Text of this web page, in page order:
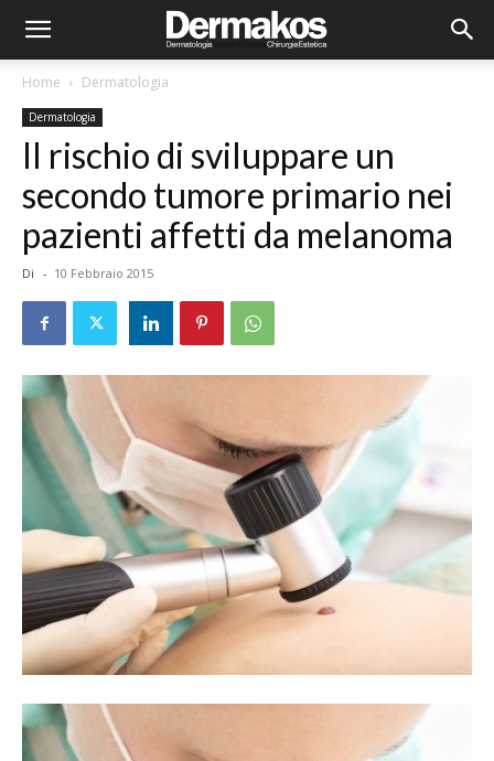
Home Dermatologia
Dermatologia
Il rischio di sviluppare un
secondo tumore primario nei
pazienti affetti da melanoma
Di - 10 Febbraio 2015